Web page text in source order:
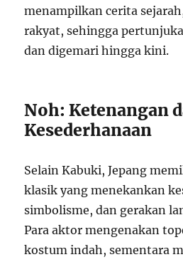
menampilkan cerita
rakyat, sehingga
dan digemari hingga kini.
Noh: Ketenangan
Kesederhanaan
Selain Kabuki, Jepang
klasik yang menekankan
simbolisme, dan gerakan
Para aktor mengenakan
kostum indah, sementara